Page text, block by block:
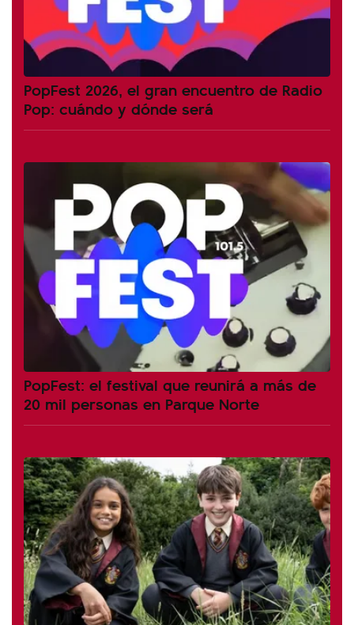
PopFest 2026, el gran encuentro de Radio
Pop: cuándo y dónde será
PopFest: el festival que reunirá a más de
20 mil personas en Parque Norte